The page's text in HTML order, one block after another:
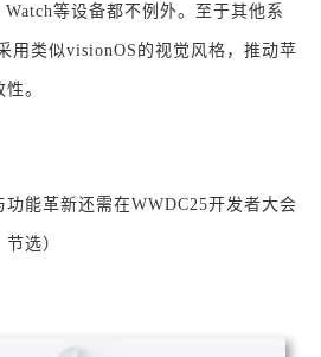
等设备都不例外。至于其他系
用类似visionOS的视觉风格，推动苹
。
能革新还需在WWDC25开发者大会
选）